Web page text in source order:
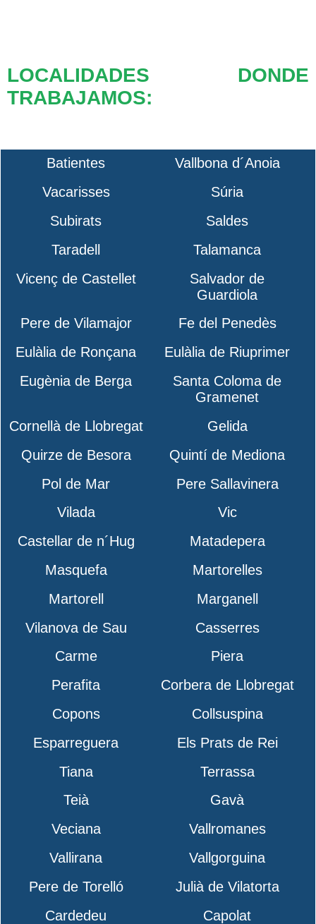
LOCALIDADES DONDE
TRABAJAMOS:
Batientes
Vallbona d´Anoia
Vacarisses
Súria
Subirats
Saldes
Taradell
Talamanca
Vicenç de Castellet
Salvador de
Guardiola
Pere de Vilamajor
Fe del Penedès
Eulàlia de Ronçana
Eulàlia de Riuprimer
Eugènia de Berga
Santa Coloma de
Gramenet
Cornellà de Llobregat
Gelida
Quirze de Besora
Quintí de Mediona
Pol de Mar
Pere Sallavinera
Vilada
Vic
Castellar de n´Hug
Matadepera
Masquefa
Martorelles
Martorell
Marganell
Vilanova de Sau
Casserres
Carme
Piera
Perafita
Corbera de Llobregat
Copons
Collsuspina
Esparreguera
Els Prats de Rei
Tiana
Terrassa
Teià
Gavà
Veciana
Vallromanes
Vallirana
Vallgorguina
Pere de Torelló
Julià de Vilatorta
Cardedeu
Capolat